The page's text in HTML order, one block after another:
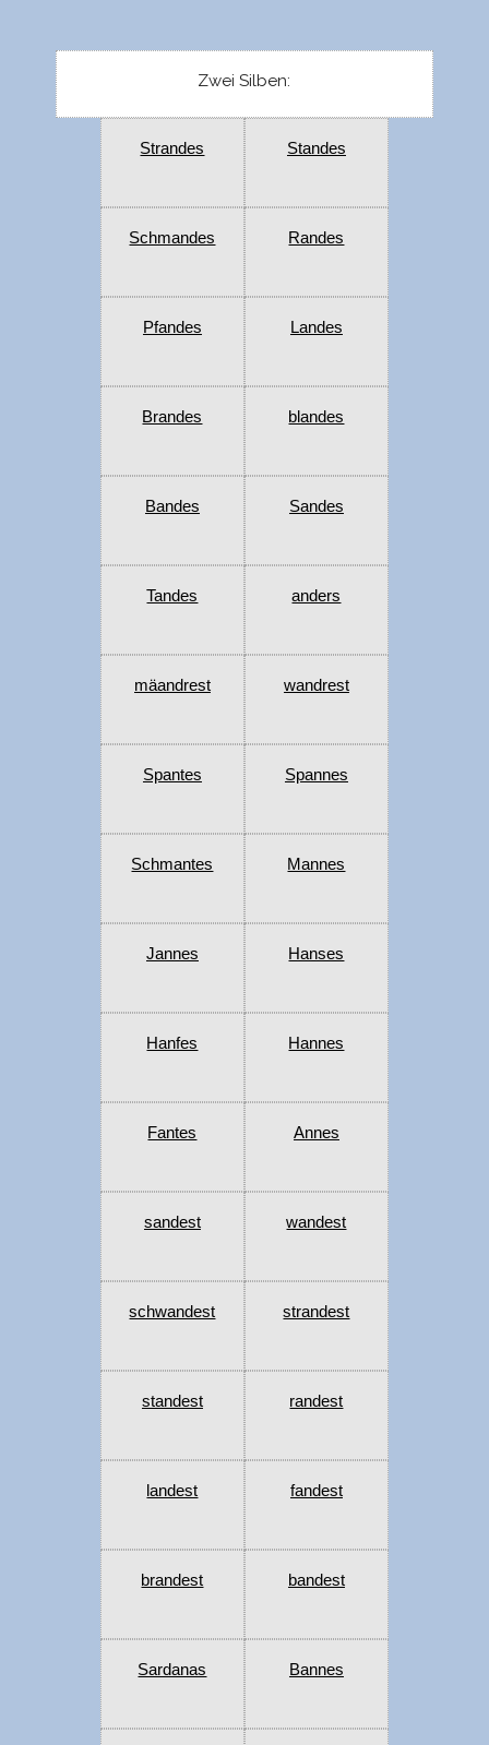
Zwei Silben:
Strandes Standes
Schmandes Randes
Pfandes Landes
Brandes blandes
Bandes Sandes
Tandes anders
mäandrest wandrest
Spantes Spannes
Schmantes Mannes
Jannes Hanses
Hanfes Hannes
Fantes Annes
sandest wandest
schwandest strandest
standest randest
landest fandest
brandest bandest
Sardanas Bannes